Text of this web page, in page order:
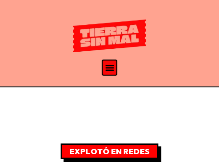
EXPLOTÓ EN REDES